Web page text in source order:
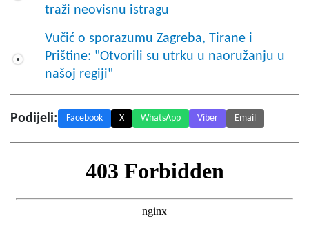
traži neovisnu istragu
Vučić o sporazumu Zagreba, Tirane i
Prištine: "Otvorili su utrku u naoružanju u
našoj regiji"
Podijeli: Facebook X WhatsApp Viber Email